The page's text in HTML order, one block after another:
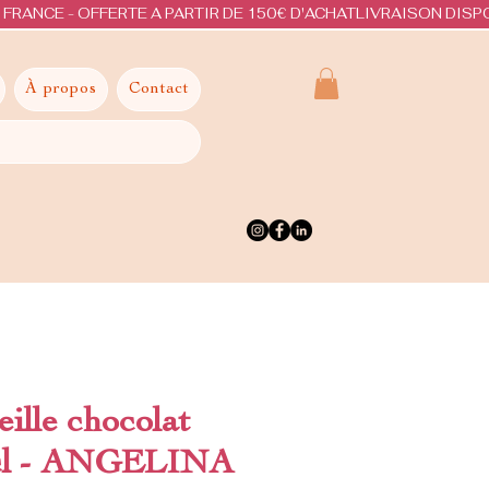
À propos Contact
chocolat
- ANGELINA